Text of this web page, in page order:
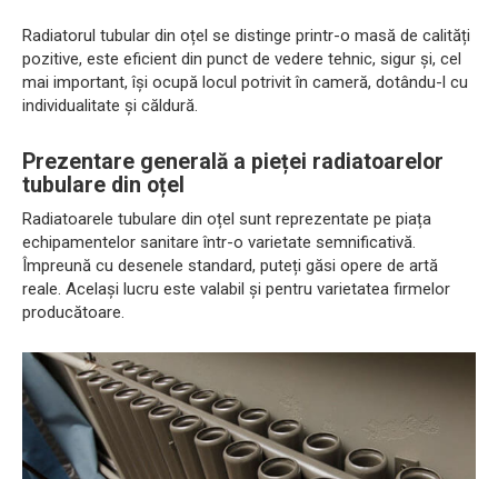
Radiatorul tubular din oțel se distinge printr-o masă de calități
pozitive, este eficient din punct de vedere tehnic, sigur și, cel
mai important, își ocupă locul potrivit în cameră, dotându-l cu
individualitate și căldură.
Prezentare generală a pieței radiatoarelor
tubulare din oțel
Radiatoarele tubulare din oțel sunt reprezentate pe piața
echipamentelor sanitare într-o varietate semnificativă.
Împreună cu desenele standard, puteți găsi opere de artă
reale. Același lucru este valabil și pentru varietatea firmelor
producătoare.